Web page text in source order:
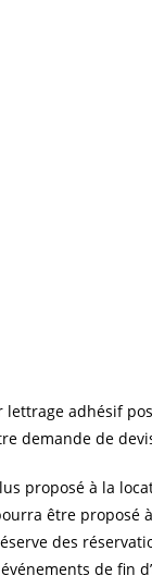
lettrage adhésif
demande de
proposé à la
être proposé
des
de fin